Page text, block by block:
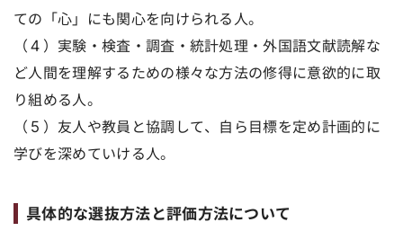
ての「心」にも関心を向けられる人。
（４）実験・検査・調査・統計処理・外国語文献読解な
ど人間を理解するための様々な方法の修得に意欲的に取
り組める人。
（５）友人や教員と協調して、自ら目標を定め計画的に
学びを深めていける人。
具体的な選抜方法と評価方法について